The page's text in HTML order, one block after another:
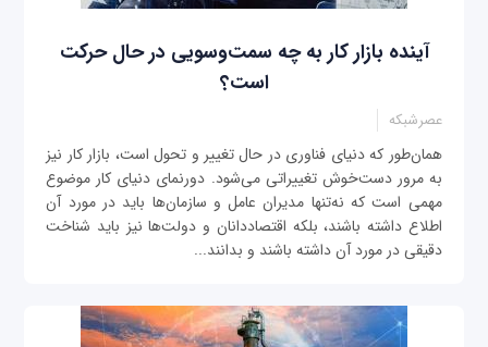
آینده بازار کار به چه سمت‌وسویی در حال حرکت
است؟
عصرشبکه
همان‌طور که دنیای فناوری در حال تغییر و تحول است، بازار کار نیز
به مرور دست‌خوش تغییراتی می‌شود. دورنمای دنیای کار موضوع
مهمی است که نه‌تنها مدیران عامل و سازمان‌ها باید در مورد آن
اطلاع داشته باشند، بلکه اقتصاددانان و دولت‌ها نیز باید شناخت
دقیقی در مورد آن داشته باشند و بدانند...